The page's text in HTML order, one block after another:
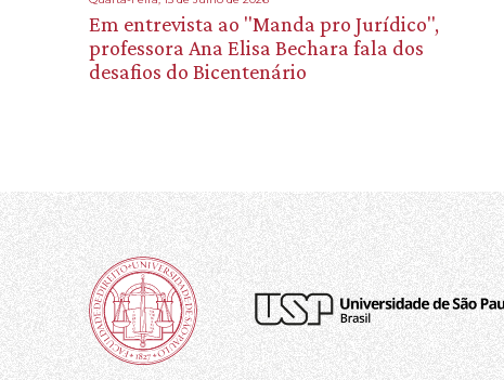
Em entrevista ao "Manda pro Jurídico",
professora Ana Elisa Bechara fala dos
desafios do Bicentenário